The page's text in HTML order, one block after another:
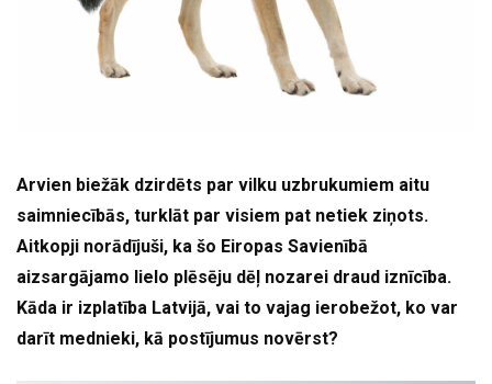
Arvien biežāk dzirdēts par vilku uzbrukumiem aitu
saimniecībās, turklāt par visiem pat netiek ziņots.
Aitkopji norādījuši, ka šo Eiropas Savienībā
aizsargājamo lielo plēsēju dēļ nozarei draud iznīcība.
Kāda ir izplatība Latvijā, vai to vajag ierobežot, ko var
darīt mednieki, kā postījumus novērst?